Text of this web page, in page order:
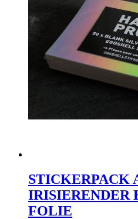
STICKERPACK
IRISIERENDER
FOLIE